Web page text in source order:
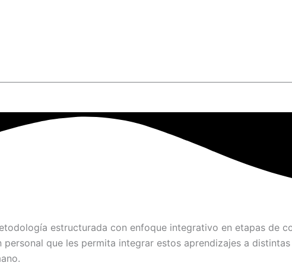
estructurada con enfoque integrativo en etapas de
que les permita integrar estos aprendizajes a